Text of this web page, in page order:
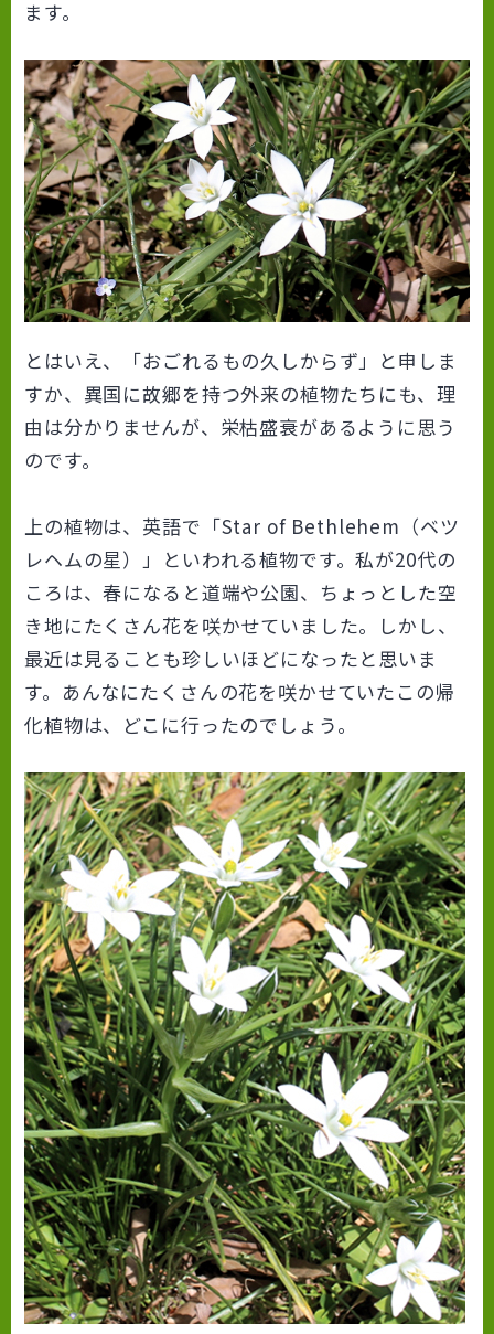
ます。
とはいえ、「おごれるもの久しからず」と申しま
すか、異国に故郷を持つ外来の植物たちにも、理
由は分かりませんが、栄枯盛衰があるように思う
のです。
上の植物は、英語で「Star of Bethlehem（ベツ
レヘムの星）」といわれる植物です。私が20代の
ころは、春になると道端や公園、ちょっとした空
き地にたくさん花を咲かせていました。しかし、
最近は見ることも珍しいほどになったと思いま
す。あんなにたくさんの花を咲かせていたこの帰
化植物は、どこに行ったのでしょう。